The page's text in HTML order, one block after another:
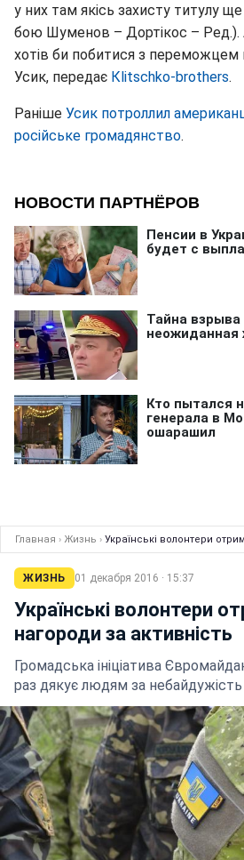
у них там якісь захисту титулу
бою Шуменов – Дортікос – Ред.).
хотів би побитися з переможцем
Усик, передає Кlitschko-brothers.
Раніше Усик потроллил
російське громадянство.
Главная › Жизнь › Українські волонтери
ЖИЗНЬ 01 декабря 2016 · 15:37
Українські волонтери
нагороди за активність
Громадська ініціатива
раз дякує людям за